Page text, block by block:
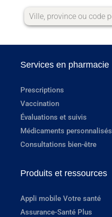
Services en pharmacie
Prescriptions
Vaccination
Évaluations et suivis
Médicaments personnalisés
Consultations bien-être
Produits et ressources
Appli mobile Votre santé
Assurance-Santé Plus